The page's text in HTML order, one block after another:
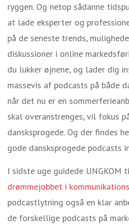
ryggen. Og netop sådanne
at lade eksperter og
på de seneste trends,
diskussioner i online
du lukker øjnene, og lader dig
massevis af podcasts på både
når det nu er en
skal overanstrenges, vil fokus
dansksprogede. Og der findes
gode dansksprogede podcasts
I sidste uge guidede UNGKOM
drømmejobbet i
podcastlytning også en klar
de forskellige podcasts på